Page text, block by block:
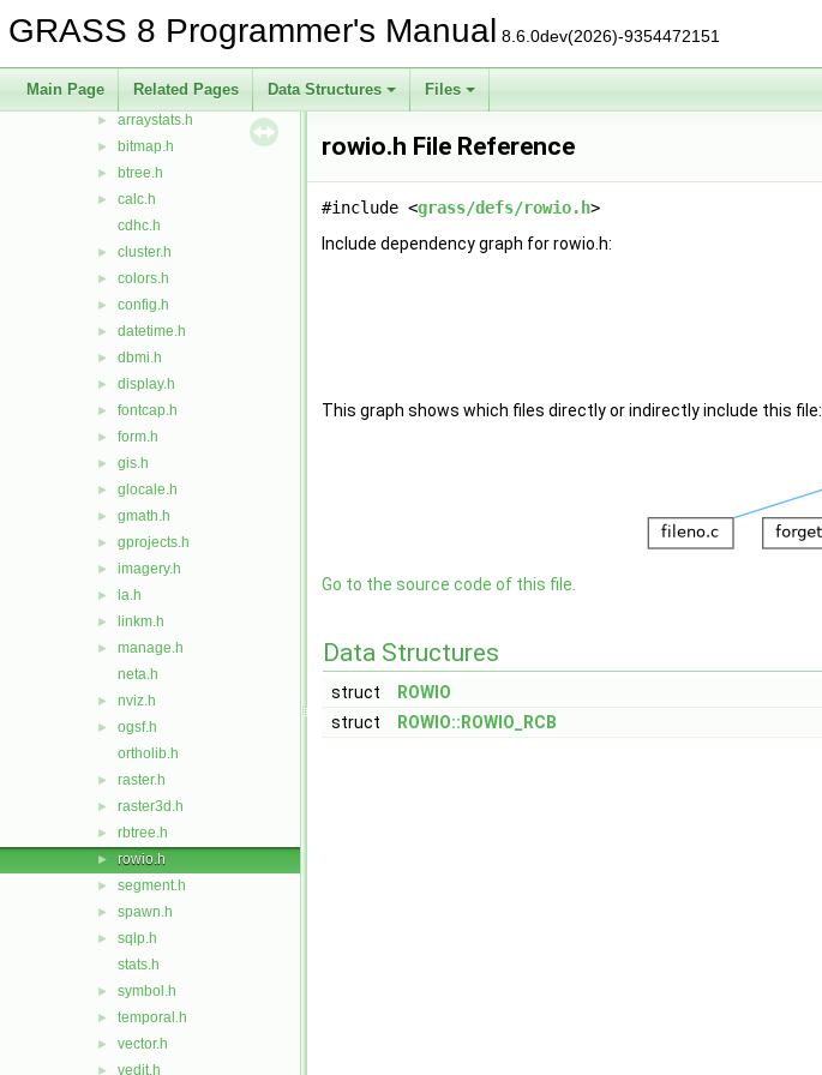
GRASS 8 Programmer's Manual 8.6.0dev(2026)-9354472151
Main Page Related Pages Data Structures Files
► defs
► iostream
► vect
► arraystats.h
► bitmap.h
► btree.h
►
calc.h
cdhc.h
► cluster.h
► colors.h
► config.h
► datetime.h
► dbmi.h
► display.h
► fontcap.h
► form.h
► gis.h
► glocale.h
► gmath.h
► gprojects.h
► imagery.h
► la.h
► linkm.h
►
manage.h
neta.h
► nviz.h
►
ogsf.h
ortholib.h
► raster.h
► raster3d.h
► rbtree.h
► rowio.h
► segment.h
► spawn.h
►
sqlp.h
stats.h
► symbol.h
► temporal.h
► vector.h
► vedit.h
rowio.h File Reference
#include <grass/defs/rowio.h>
Include dependency graph for rowio.h:
This graph shows which files directly or indirectly include this file:
Go to the source code of this file.
Data Structures
struct
ROWIO
struct
ROWIO::ROWIO_RCB